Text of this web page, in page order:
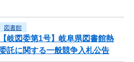
図書館
岐図委第1号】岐阜県図書館熱
託に関する一般競争入札公告